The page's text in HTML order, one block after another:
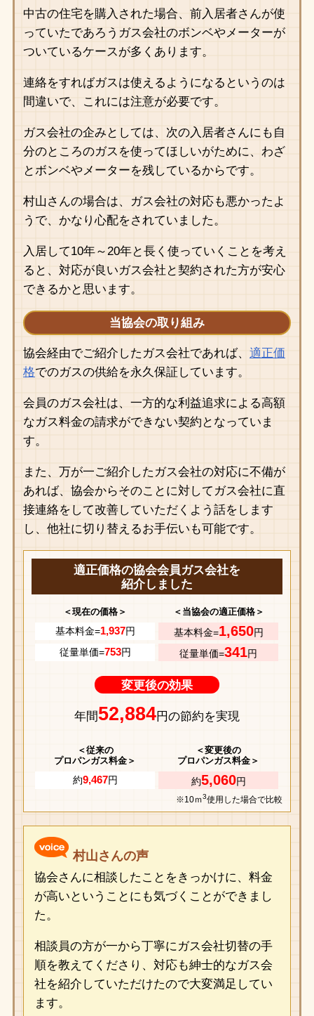
中古の住宅を購入された場合、前入居者さんが使
っていたであろうガス会社のボンベやメーターが
ついているケースが多くあります。
連絡をすればガスは使えるようになるというのは
間違いで、これには注意が必要です。
ガス会社の企みとしては、次の入居者さんにも自
分のところのガスを使ってほしいがために、わざ
とボンベやメーターを残しているからです。
村山さんの場合は、ガス会社の対応も悪かったよ
うで、かなり心配をされていました。
入居して10年～20年と長く使っていくことを考え
ると、対応が良いガス会社と契約された方が安心
できるかと思います。
当協会の取り組み
協会経由でご紹介したガス会社であれば、 適正価
格でのガスの供給を永久保証しています。
会員のガス会社は、一方的な利益追求による高額
なガス料金の請求ができない契約となっていま
す。
また、万が一ご紹介したガス会社の対応に不備が
あれば、協会からそのことに対してガス会社に直
接連絡をして改善していただくよう話をします
し、他社に切り替えるお手伝いも可能です。
適正価格の協会会員ガス会社を
紹介しました
＜現在の価格＞ ＜当協会の適正価格＞
基本料金=1,937円 基本料金=1,650円
従量単価=753円 従量単価=341円
変更後の効果
年間52,884円の節約を実現
＜従来の
プロパンガス料金＞
＜変更後の
プロパンガス料金＞
約9,467円 約5,060円
※10ｍ3使用した場合で比較
村山さんの声
協会さんに相談したことをきっかけに、料金
が高いということにも気づくことができまし
た。
相談員の方が一から丁寧にガス会社切替の手
順を教えてくださり、対応も紳士的なガス会
社を紹介していただけたので大変満足してい
ます。